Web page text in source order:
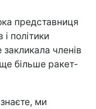
представниця
політики
членів
більше ракет-
ми